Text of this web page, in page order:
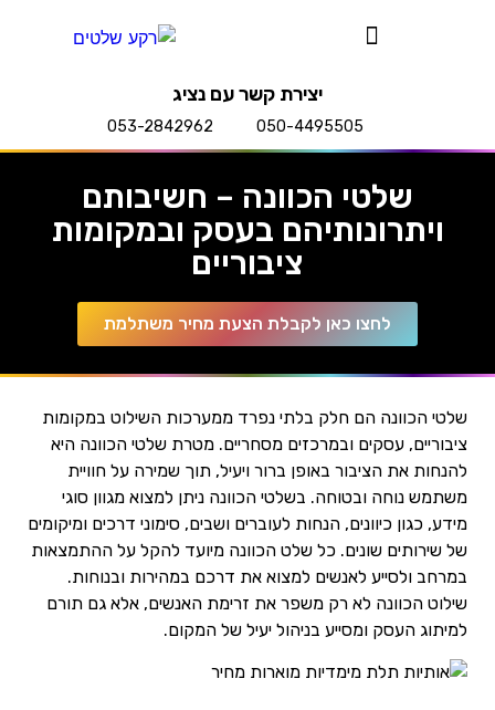
יצירת קשר עם נציג
050-4495505
053-2842962
שלטי הכוונה – חשיבותם
ויתרונותיהם בעסק ובמקומות
ציבוריים
לחצו כאן לקבלת הצעת מחיר משתלמת
שלטי הכוונה הם חלק בלתי נפרד ממערכות השילוט במקומות
ציבוריים, עסקים ובמרכזים מסחריים. מטרת שלטי הכוונה היא
להנחות את הציבור באופן ברור ויעיל, תוך שמירה על חוויית
משתמש נוחה ובטוחה. בשלטי הכוונה ניתן למצוא מגוון סוגי
מידע, כגון כיוונים, הנחות לעוברים ושבים, סימוני דרכים ומיקומים
של שירותים שונים. כל שלט הכוונה מיועד להקל על ההתמצאות
במרחב ולסייע לאנשים למצוא את דרכם במהירות ובנוחות.
שילוט הכוונה לא רק משפר את זרימת האנשים, אלא גם תורם
למיתוג העסק ומסייע בניהול יעיל של המקום.